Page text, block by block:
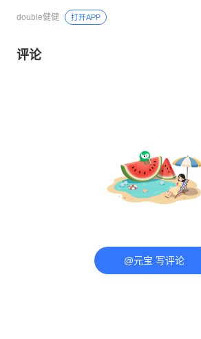
double健健 打开APP
评论
@元宝 写评论